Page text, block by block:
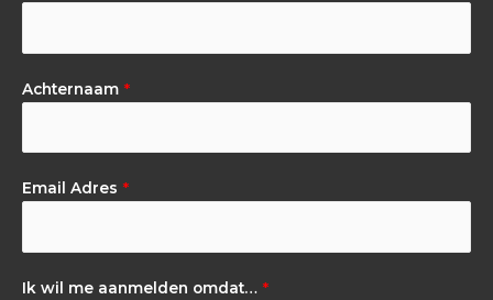
Achternaam *
Email Adres *
Ik wil me aanmelden omdat… *